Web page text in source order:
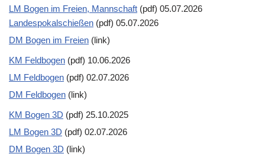
LM Bogen im Freien, Mannschaft (pdf) 05.07.2026
Landespokalschießen (pdf) 05.07.2026
DM Bogen im Freien (link)
KM Feldbogen (pdf) 10.06.2026
LM Feldbogen (pdf) 02.07.2026
DM Feldbogen (link)
KM Bogen 3D (pdf) 25.10.2025
LM Bogen 3D (pdf) 02.07.2026
DM Bogen 3D (link)